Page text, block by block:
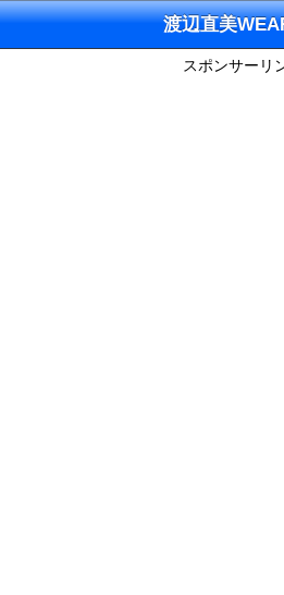
渡辺直美
スポンサーリ